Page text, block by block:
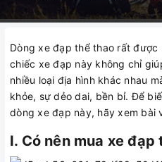
Dòng xe đạp thể thao rất
chiếc xe đạp này không chỉ
nhiều loại địa hình khác nhau
khỏe, sự dẻo dai, bền bỉ. Để
dòng xe đạp này, hãy xem bài
I. Có nên mua xe